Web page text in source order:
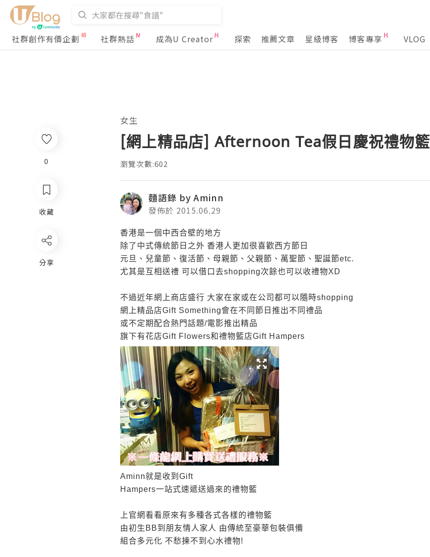
社群創作有價企劃
社群熱話 成為U Creator 探索 推薦文章 星級博客 博客專享 VLOG
0
收藏
分享
女生
[網上精品店] Afternoon Tea假日慶祝禮物籃
瀏覽次數:602
麵語錄 by Aminn
發佈於 2015.06.29
香港是一個中西合壁的地方
除了中式傳統節日之外 香港人更加很喜歡西方節日
元旦、兒童節、復活節、母親節、父親節、萬聖節、聖誕節etc.
尤其是互相送禮 可以借口去shopping次餘也可以收禮物XD
不過近年網上商店盛行 大家在家或在公司都可以隨時shopping
網上精品店Gift Something會在不同節日推出不同禮品
或不定期配合熱門話題/電影推出精品
旗下有花店Gift Flowers和禮物籃店Gift Hampers
Aminn就是收到 Gift
Hampers一站式速遞送過來的禮物籃
上官網看看原來有多種各式各樣的禮物籃
由初生 BB到朋友情人家人 由傳統至豪華包裝俱備
組合多元化 不愁揀不到心水禮物!